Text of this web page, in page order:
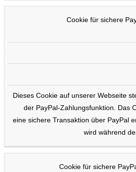
Cookie für sichere
Dieses Cookie auf unserer Webseite
der PayPal-Zahlungsfunktion. Das
eine sichere Transaktion über PayPal
wird während
Cookie für sichere